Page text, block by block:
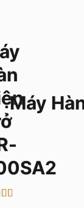
Máy